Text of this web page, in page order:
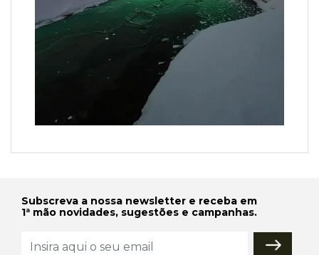
Subscreva a nossa newsletter e receba em
1ª mão novidades, sugestões e campanhas.